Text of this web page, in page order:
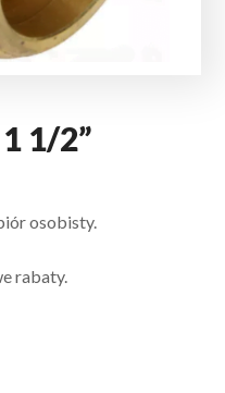
1/2”
osobisty.
rabaty.